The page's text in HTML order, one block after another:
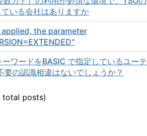
いる会社はありますか
the parameter
ーワードをBASIC で指定しているユーテ
要の認識相違はないでしょうか？
total posts)